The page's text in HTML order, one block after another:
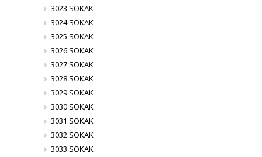
3023 SOKAK
3024 SOKAK
3025 SOKAK
3026 SOKAK
3027 SOKAK
3028 SOKAK
3029 SOKAK
3030 SOKAK
3031 SOKAK
3032 SOKAK
3033 SOKAK